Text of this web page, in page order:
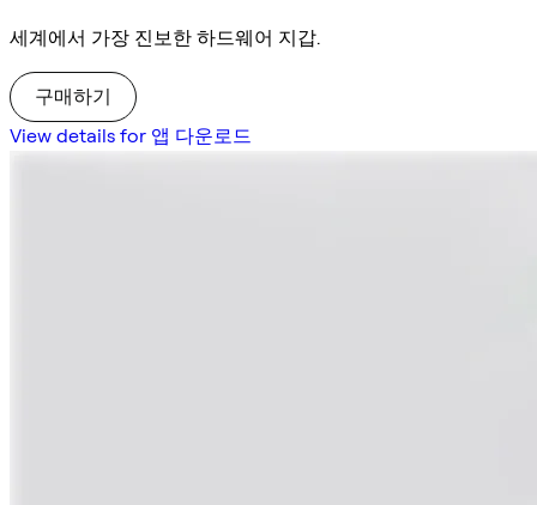
세계에서 가장 진보한 하드웨어 지갑.
구매하기
View details for 앱 다운로드